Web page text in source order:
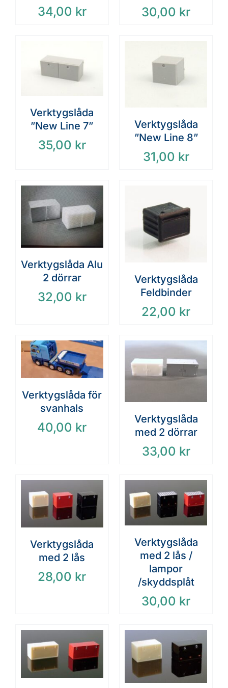
34,00 kr 30,00 kr
Verktygslåda
”New Line 7”
35,00 kr
Verktygslåda
”New Line 8”
31,00 kr
Verktygslåda Alu
2 dörrar
32,00 kr
Verktygslåda
Feldbinder
22,00 kr
Verktygslåda för
svanhals
40,00 kr
Verktygslåda
med 2 dörrar
33,00 kr
Verktygslåda
med 2 lås
28,00 kr
Verktygslåda
med 2 lås /
lampor
/skyddsplåt
30,00 kr